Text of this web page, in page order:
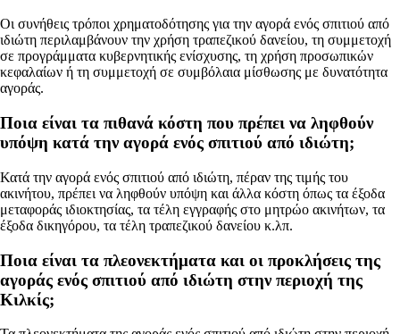
Οι συνήθεις τρόποι χρηματοδότησης για την αγορά ενός σπιτιού από
ιδιώτη περιλαμβάνουν την χρήση τραπεζικού δανείου, τη συμμετοχή
σε προγράμματα κυβερνητικής ενίσχυσης, τη χρήση προσωπικών
κεφαλαίων ή τη συμμετοχή σε συμβόλαια μίσθωσης με δυνατότητα
αγοράς.
Ποια είναι τα πιθανά κόστη που πρέπει να ληφθούν
υπόψη κατά την αγορά ενός σπιτιού από ιδιώτη;
Κατά την αγορά ενός σπιτιού από ιδιώτη, πέραν της τιμής του
ακινήτου, πρέπει να ληφθούν υπόψη και άλλα κόστη όπως τα έξοδα
μεταφοράς ιδιοκτησίας, τα τέλη εγγραφής στο μητρώο ακινήτων, τα
έξοδα δικηγόρου, τα τέλη τραπεζικού δανείου κ.λπ.
Ποια είναι τα πλεονεκτήματα και οι προκλήσεις της
αγοράς ενός σπιτιού από ιδιώτη στην περιοχή της
Κιλκίς;